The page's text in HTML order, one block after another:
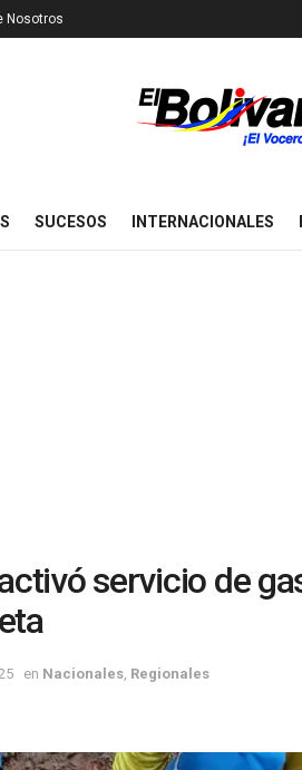
Nosotros
SUCESOS INTERNACIONALES
servicio de
en Nacionales Regionales